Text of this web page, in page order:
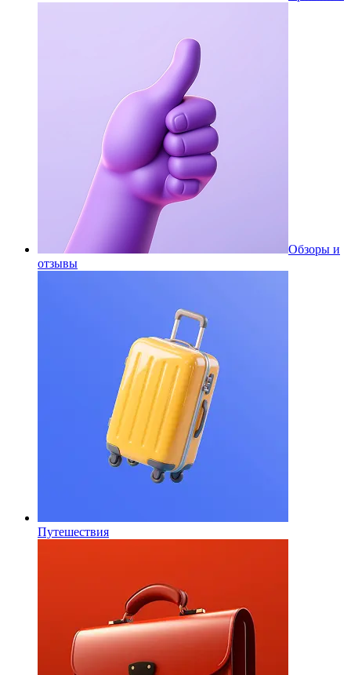
Обзоры и
отзывы
Путешествия